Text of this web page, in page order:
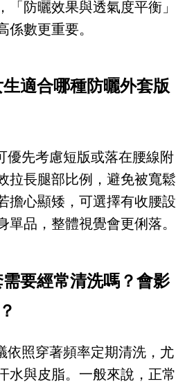
「防曬效果與透氣度平衡」
係數更重要。
適合哪種防曬外套版
優先考慮短版或落在腰線附
拉長腿部比例，避免被寬鬆
擔心顯矮，可選擇有收腰設
單品，整體視覺會更俐落。
要經常清洗嗎？會影
依照穿著頻率定期清洗，尤
水與皮脂。一般來說，正常